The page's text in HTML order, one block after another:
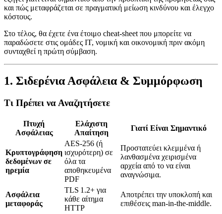
και πώς μεταφράζεται σε πραγματική μείωση κινδύνου και έλεγχο
κόστους.
Στο τέλος, θα έχετε ένα έτοιμο cheat‑sheet που μπορείτε να
παραδώσετε στις ομάδες IT, νομική και οικονομική πριν ακόμη
συνταχθεί η πρώτη σύμβαση.
1. Σιδερένια Ασφάλεια & Συμμόρφωση
Τι Πρέπει να Αναζητήσετε
Πτυχή
Ασφάλειας
Ελάχιστη
Απαίτηση
Γιατί Είναι Σημαντικό
Κρυπτογράφηση
δεδομένων σε
ηρεμία
AES‑256 (ή
ισχυρότερη) σε
όλα τα
αποθηκευμένα
PDF
Προστατεύει κλεμμένα ή
λανθασμένα χειρισμένα
αρχεία από το να είναι
αναγνώσιμα.
Ασφάλεια
μεταφοράς
TLS 1.2+ για
κάθε αίτημα
HTTP
Αποτρέπει την υποκλοπή και
επιθέσεις man‑in‑the‑middle.